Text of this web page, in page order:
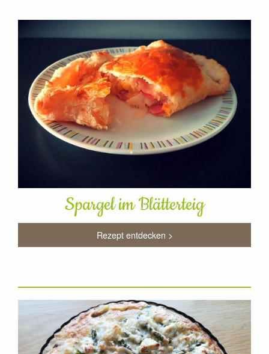
Spargel im Blätterteig
Rezept entdecken >